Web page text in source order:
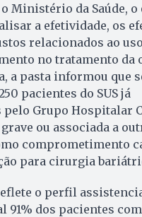
Ministério da Saúde, o
a efetividade, os
relacionados ao
no tratamento da
a pasta informou que
pacientes do SUS já
pelo Grupo Hospitalar
ou associada a
comprometimento
para cirurgia
o perfil
91% dos pacientes